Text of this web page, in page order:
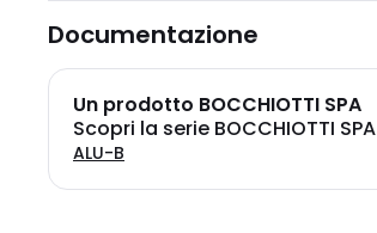
Documentazione
Un prodotto BOCCHIOTTI SPA
Scopri la serie BOCCHIOTTI SPA
ALU-B